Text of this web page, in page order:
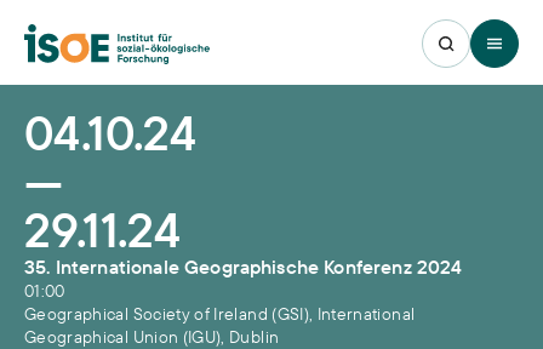
Open
04.10.24
—
29.11.24
35. Internationale Geographische Konferenz 2024
01:00
Geographical Society of Ireland (GSI), International
Geographical Union (IGU), Dublin